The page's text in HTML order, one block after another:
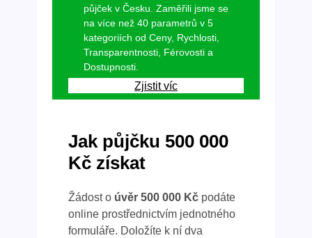
půjček v Česku. Zaměřili jsme se
na více než 40 parametrů v 5
kategoriích od Ceny, Rychlosti,
Transparentnosti, Férovosti a
Dostupnosti.
Zjistit víc
Jak půjčku 500 000
Kč získat
Žádost o úvěr 500 000 Kčpodáte
online prostřednictvím jednotného
formuláře. Doložíte k ní dva